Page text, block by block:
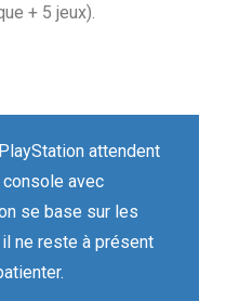
+ 5 jeux).
attendent
avec
se base sur les
ne reste à présent